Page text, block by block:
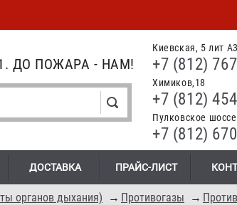
Киевская, 5 лит А3
+7 (812)
Химиков,18
+7 (812)
Пулковское
+7 (812)
ДО ПОЖАРА - НАМ!
ДОСТАВКА ПРАЙС-ЛИСТ
органов дыхания) → Противогазы →